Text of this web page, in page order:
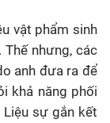
vật phẩm sinh
nhưng, các
anh đưa ra để
khả năng phối
sự gắn kết